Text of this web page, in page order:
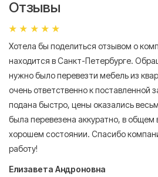
Отзывы
Хотела бы поделиться отзывом о
находится в Санкт-Петербурге.
нужно было перевезти мебель из
очень ответственно к поставленной
подана быстро, цены оказались
была перевезена аккуратно, в общем
хорошем состоянии. Спасибо
работу!
Елизавета Андроновна